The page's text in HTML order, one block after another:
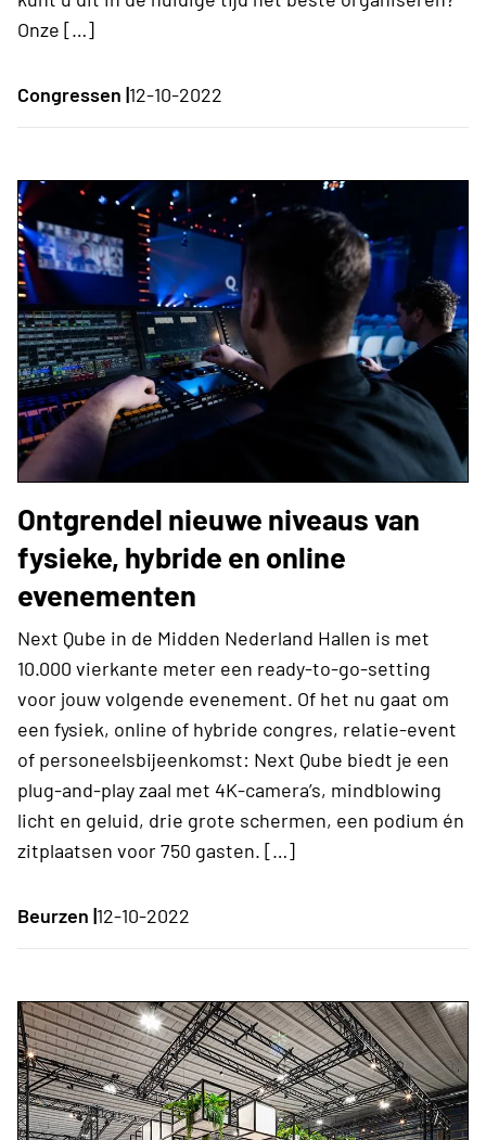
Onze […]
Congressen |12-10-2022
Ontgrendel nieuwe niveaus van
fysieke, hybride en online
evenementen
Next Qube in de Midden Nederland Hallen is met
10.000 vierkante meter een ready-to-go-setting
voor jouw volgende evenement. Of het nu gaat om
een fysiek, online of hybride congres, relatie-event
of personeelsbijeenkomst: Next Qube biedt je een
plug-and-play zaal met 4K-camera’s, mindblowing
licht en geluid, drie grote schermen, een podium én
zitplaatsen voor 750 gasten. […]
Beurzen |12-10-2022